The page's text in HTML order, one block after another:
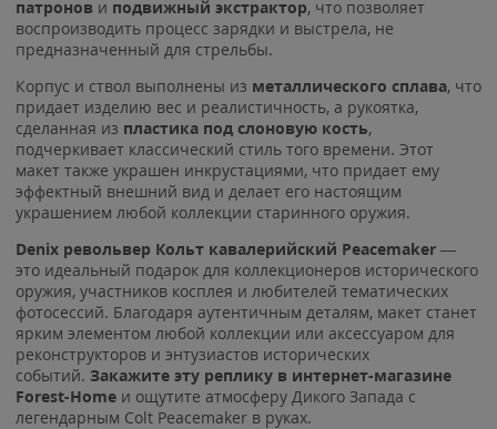
патронов и подвижный экстрактор, что позволяет
воспроизводить процесс зарядки и выстрела, не
предназначенный для стрельбы.
Корпус и ствол выполнены из металлического сплава, что
придает изделию вес и реалистичность, а рукоятка,
сделанная из пластика под слоновую кость,
подчеркивает классический стиль того времени. Этот
макет также украшен инкрустациями, что придает ему
эффектный внешний вид и делает его настоящим
украшением любой коллекции старинного оружия.
Denix револьвер Кольт кавалерийский Peacemaker —
это идеальный подарок для коллекционеров исторического
оружия, участников косплея и любителей тематических
фотосессий. Благодаря аутентичным деталям, макет станет
ярким элементом любой коллекции или аксессуаром для
реконструкторов и энтузиастов исторических
событий. Закажите эту реплику в интернет-магазине
Forest-Home и ощутите атмосферу Дикого Запада с
легендарным Colt Peacemaker в руках.